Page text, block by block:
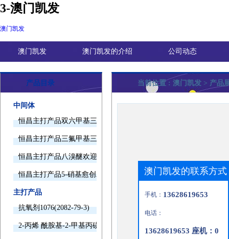
3-澳门凯发
澳门凯发
澳门凯发 澳门凯发的介绍 公司动态
产品目录
中间体
恒昌主打产品双六甲基三胺欢迎询价
恒昌主打产品三氟甲基三甲基硅烷欢迎询价
恒昌主打产品八溴醚欢迎询价
恒昌主打产品5-硝基愈创木酚钠欢迎询价
主打产品
抗氧剂1076(2082-79-3)
2-丙烯 酰胺基-2-甲基丙磺酸(15214-89-8)
当前位置 : 澳门凯发 > 产品
澳门凯发的联系方式
手机： 13628619653
电话：
13628619653 座机：0